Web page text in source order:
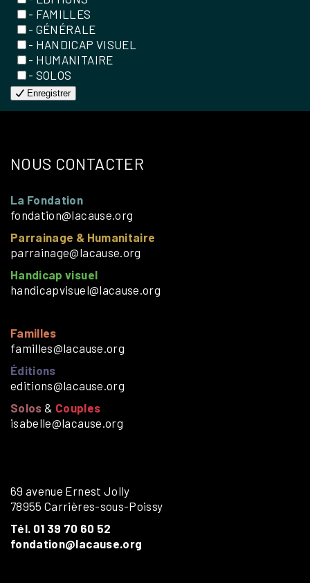
- FAMILLES
- GÉNÉRALE
- HANDICAP VISUEL
- HUMANITAIRE
- SOLOS
Enregistrer
NOUS CONTACTER
La Fondation
fondation@lacause.org
Parrainage & Humanitaire
parrainage@lacause.org
Handicap visuel
handicapvisuel@lacause.org
Familles
familles@lacause.org
Éditions
editions@lacause.org
Solos & Couples
isabelle@lacause.org
69 avenue Ernest Jolly
78955 Carrières-sous-Poissy
Tél. 01 39 70 60 52
fondation@lacause.org